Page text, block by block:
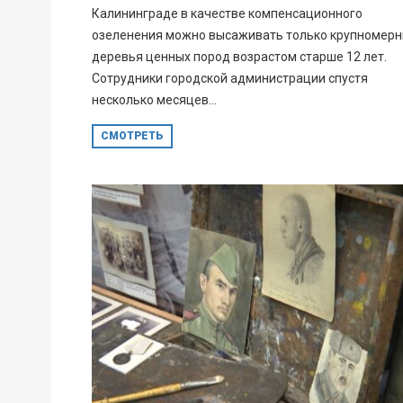
Калининграде в качестве компенсационного
озеленения можно высаживать только
деревья ценных пород возрастом старше 12 лет.
Сотрудники городской администрации спустя
несколько месяцев...
СМОТРЕТЬ